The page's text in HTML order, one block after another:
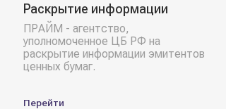
Раскрытие информации
ПРАЙМ - агентство,
уполномоченное ЦБ РФ на
раскрытие информации эмитентов
ценных бумаг.
Перейти